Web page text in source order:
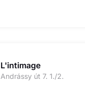
L'intimage
Andrássy út 7. 1./2.